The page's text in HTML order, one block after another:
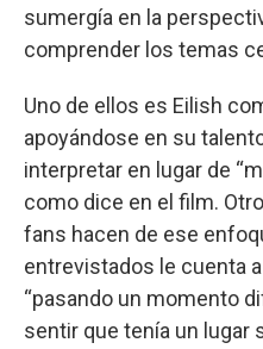
sumergía en la
comprender los temas
Uno de ellos es Eilish
apoyándose en su
interpretar en lugar de
como dice en el film.
fans hacen de ese
entrevistados le cuenta
“pasando un momento
sentir que tenía un lugar